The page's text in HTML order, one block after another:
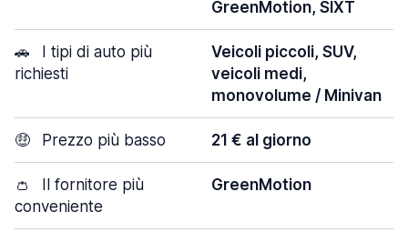
GreenMotion, SIXT
🚗
I tipi di auto più
richiesti
Veicoli piccoli, SUV,
veicoli medi,
monovolume / Minivan
🤑 Prezzo più basso 21 € al giorno
👛
Il fornitore più
conveniente
GreenMotion